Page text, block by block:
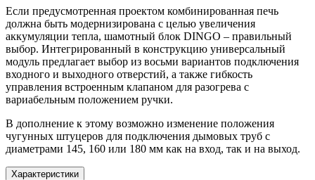
Если предусмотренная проектом комбинированная печь
должна быть модернизирована с целью увеличения
аккумуляции тепла, шамотный блок DINGO – правильный
выбор. Интегрированный в конструкцию универсальный
модуль предлагает выбор из восьми вариантов подключения
входного и выходного отверстий, а также гибкость
управления встроенным клапаном для разогрева с
вариабельным положением ручки.
В дополнение к этому возможно изменение положения
чугунных штуцеров для подключения дымовых труб с
диаметрами 145, 160 или 180 мм как на вход, так и на выход.
Характеристики